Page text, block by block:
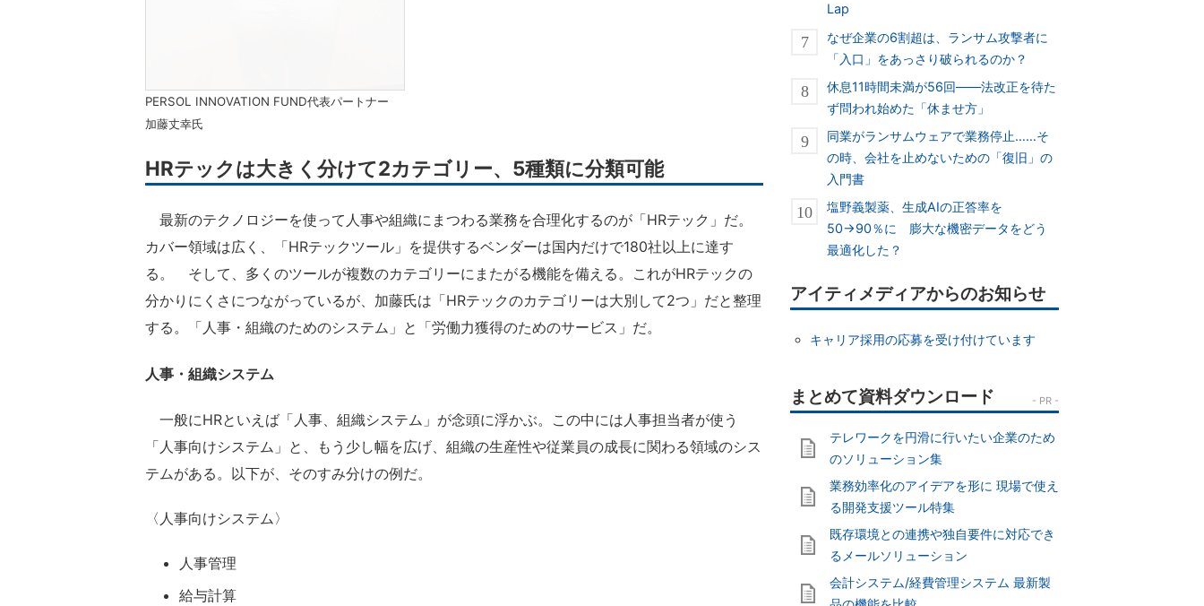
PERSOL INNOVATION FUND代表パートナー
加藤丈幸氏
HRテックは大きく分けて2カテゴリー、5種類に分類可能
最新のテクノロジーを使って人事や組織にまつわる業務を合理化するのが「HRテック」だ。
カバー領域は広く、「HRテックツール」を提供するベンダーは国内だけで180社以上に達す
る。 そして、多くのツールが複数のカテゴリーにまたがる機能を備える。これがHRテックの
分かりにくさにつながっているが、加藤氏は「HRテックのカテゴリーは大別して2つ」だと整理
する。「人事・組織のためのシステム」と「労働力獲得のためのサービス」だ。
人事・組織システム
一般にHRといえば「人事、組織システム」が念頭に浮かぶ。この中には人事担当者が使う
「人事向けシステム」と、もう少し幅を広げ、組織の生産性や従業員の成長に関わる領域のシス
テムがある。以下が、そのすみ分けの例だ。
〈人事向けシステム〉
人事管理
給与計算
Lap
なぜ企業の6割超は、ランサム攻撃者に
「入口」をあっさり破られるのか？
休息11時間未満が56回――法改正を待た
ず問われ始めた「休ませ方」
同業がランサムウェアで業務停止……そ
の時、会社を止めないための「復旧」の
入門書
塩野義製薬、生成AIの正答率を
50→90％に 膨大な機密データをどう
最適化した？
アイティメディアからのお知らせ
キャリア採用の応募を受け付けています
テレワークを円滑に行いたい企業のため
のソリューション集
業務効率化のアイデアを形に 現場で使え
る開発支援ツール特集
既存環境との連携や独自要件に対応でき
るメールソリューション
会計システム/経費管理システム 最新製